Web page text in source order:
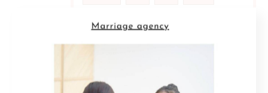
原動力
自分らしさ